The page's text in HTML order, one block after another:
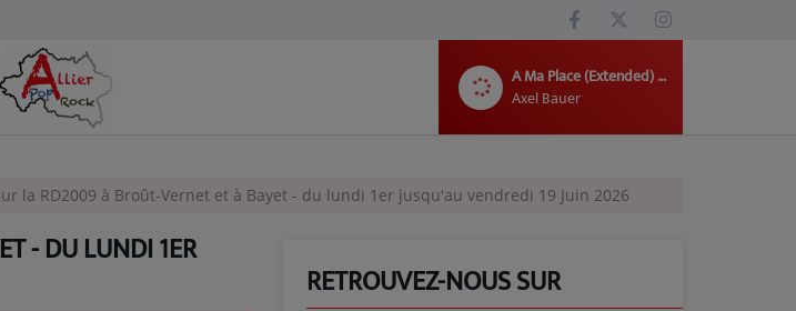
A Ma Place (Extended) (Avec Zazie)
Axel Bauer
la RD2009 à Broût-Vernet et à Bayet - du lundi 1er jusqu'au vendredi 19 Juin 2026
- DU LUNDI 1ER
RETROUVEZ-NOUS SUR